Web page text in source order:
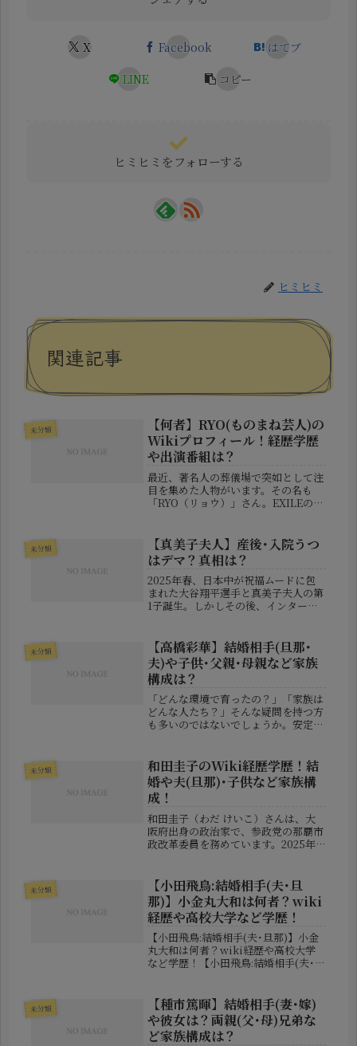
X Facebook
はてブ
LINE
コピー
ヒミヒミをフォローする
ヒミヒミ
関連記事
未分類
【何者】RYO(ものまね芸人)の
Wikiプロフィール！経歴学歴
や出演番組は？
最近、著名人の葬儀場で突如として注
目を集めた人物がいます。その名も
「RYO（リョウ）」さん。EXILEの
話題となったモノマネ芸人です。
2025年9月、橋幸夫さんの通夜に...
未分類
【真美子夫人】産後･入院うつ
はデマ？真相は？
2025年春、日本中が祝福ムードに包
まれた大谷翔平選手と真美子夫人の第
1子誕生。しかしその後、インターネ
が急浮上。果たしてこれは事実なの
か、それとも誤情報が独り歩きしてい
る...
未分類
【高橋彩華】結婚相手(旦那･
夫)や子供･父親･母親など家族
構成は？
「どんな環境で育ったの？」「家族は
どんな人たち？」そんな疑問を持つ方
も多いのではないでしょうか。安定し
手。その強さの裏には、地元・新潟で
築かれた家族との深い絆があります。
こ...
未分類
和田圭子のWiki経歴学歴！結
婚や夫(旦那)･子供など家族構
成！
和田圭子（わだ けいこ）さんは、大
阪府出身の政治家で、参政党の那覇市
政改革委員を務めています。2025年7
ップ当選を果たしました。定数40名
の中で最上位当選という結果は、多...
未分類
【小田飛鳥:結婚相手(夫･旦
那)】小金丸大和は何者？wiki
経歴や高校大学など学歴！
【小田飛鳥:結婚相手(夫･旦那)】小金
丸大和は何者？wiki経歴や高校大学
など学歴！【小田飛鳥:結婚相手(夫･旦
活躍し続けている小田飛鳥さん。その
私生活について大きな注...
未分類
【種市篤暉】結婚相手(妻･嫁)
や彼女は？両親(父･母)兄弟な
ど家族構成は？